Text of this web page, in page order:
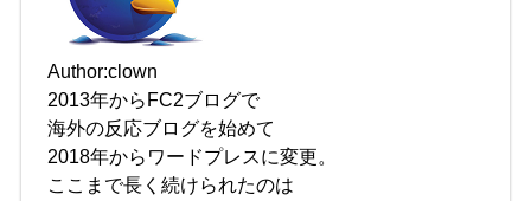
Author:clown
2013年からFC2ブログで
海外の反応ブログを始めて
2018年からワードプレスに変更。
ここまで長く続けられたのは